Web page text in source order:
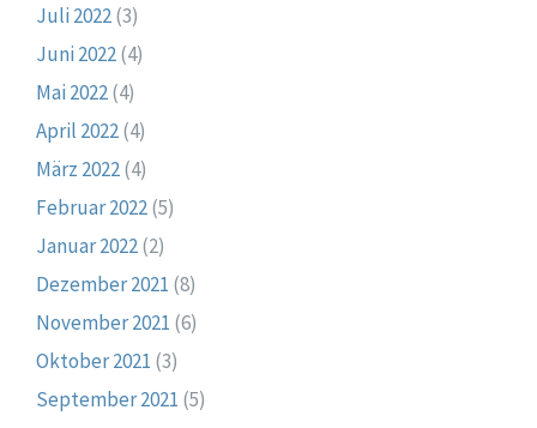
Juli 2022(3)
Juni 2022(4)
Mai 2022(4)
April 2022(4)
März 2022(4)
Februar 2022(5)
Januar 2022(2)
Dezember 2021 (8)
November 2021 (6)
Oktober 2021 (3)
September 2021 (5)